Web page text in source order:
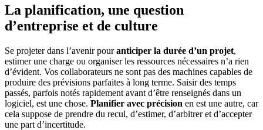
La planification, une question
d’entreprise et de culture
Se projeter dans l’avenir pouranticiper la durée d’un projet,
estimer une charge ou organiser les ressources nécessaires n’a rien
d’évident. Vos collaborateurs ne sont pas des machines capables de
produire des prévisions parfaites à long terme. Saisir des temps
passés, parfois notés rapidement avant d’être renseignés dans un
logiciel, est une chose. Planifier avec précision en est une autre, car
cela suppose de prendre du recul, d’estimer, d’arbitrer et d’accepter
une part d’incertitude.